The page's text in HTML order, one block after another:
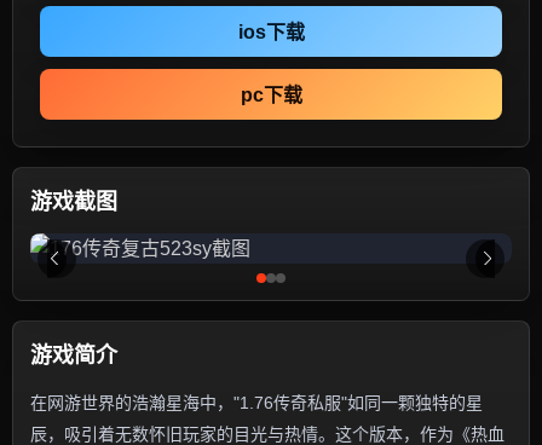
ios下载
pc下载
游戏截图
游戏简介
在网游世界的浩瀚星海中，"1.76传奇私服"如同一颗独特的星
辰，吸引着无数怀旧玩家的目光与热情。这个版本，作为《热血